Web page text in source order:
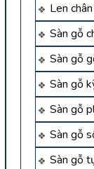
Len
Sàn gỗ
Sàn gỗ
Sàn gỗ
Sàn gỗ
Sàn gỗ
Sàn gỗ